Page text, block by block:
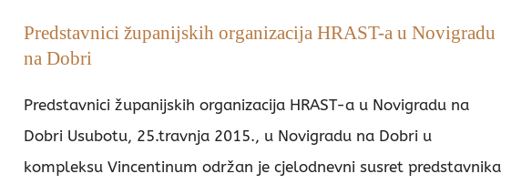
Predstavnici županijskih organizacija HRAST-a u Novigradu
na Dobri
Predstavnici županijskih organizacija HRAST-a u Novigradu na
Dobri Usubotu, 25.travnja 2015., u Novigradu na Dobri u
kompleksu Vincentinum održan je cjelodnevni susret predstavnika